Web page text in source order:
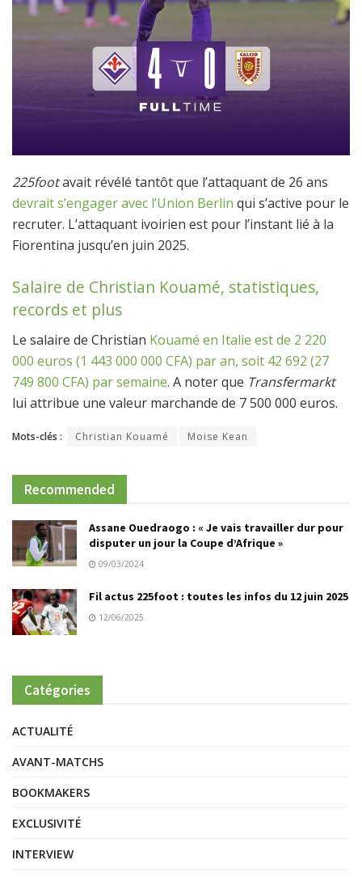
225footavait révélé tantôt que l’attaquant de 26 ans
devrait s’engager avec l’Union Berlin qui s’active pour le
recruter. L’attaquant ivoirien est pour l’instant lié à la
Fiorentina jusqu’en juin 2025.
Salaire de Christian Kouamé, statistiques,
records et plus
Le salaire de Christian Kouamé en Italie est de 2 220
000 euros (1 443 000 000 CFA) par an, soit 42 692 (27
749 800 CFA) par semaine. A noter que Transfermarkt
lui attribue une valeur marchande de 7 500 000 euros.
Mots-clés : Christian Kouamé Moise Kean
Recommended
Assane Ouedraogo : « Je vais travailler dur pour
disputer un jour la Coupe d’Afrique »
09/03/2024
Fil actus 225foot : toutes les infos du 12 juin 2025
12/06/2025
Catégories
ACTUALITÉ
AVANT-MATCHS
BOOKMAKERS
EXCLUSIVITÉ
INTERVIEW